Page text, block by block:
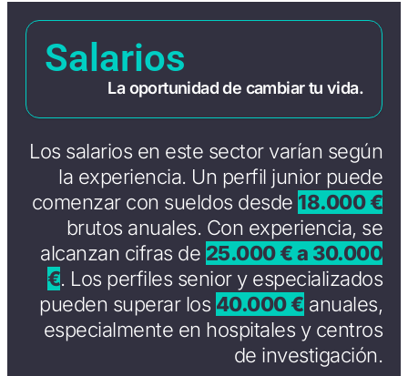
Salarios
La oportunidad de cambiar tu vida.
Los salarios en este sector varían según
la experiencia. Un perfil junior puede
comenzar con sueldos desde 18.000 €
brutos anuales. Con experiencia, se
alcanzan cifras de 25.000 € a 30.000
€. Los perfiles senior y especializados
pueden superar los 40.000 € anuales,
especialmente en hospitales y centros
de investigación.